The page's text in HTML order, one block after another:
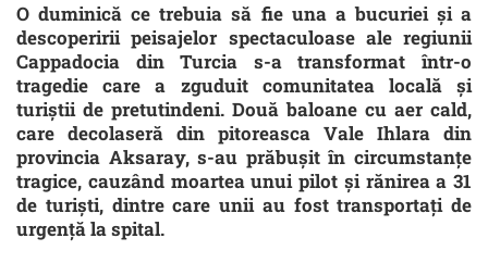
O duminică ce trebuia să fie una a bucuriei și a
descoperirii peisajelor spectaculoase ale regiunii
Cappadocia din Turcia s-a transformat într-o
tragedie care a zguduit comunitatea locală și
turiștii de pretutindeni. Două baloane cu aer cald,
care decolaseră din pitoreasca Vale Ihlara din
provincia Aksaray, s-au prăbușit în circumstanțe
tragice, cauzând moartea unui pilot și rănirea a 31
de turiști, dintre care unii au fost transportați de
urgență la spital.